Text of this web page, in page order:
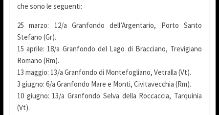
che sono le seguenti:
25 marzo: 12/a Granfondo dell’Argentario, Porto Santo
Stefano (Gr).
15 aprile: 18/a Granfondo del Lago di Bracciano, Trevigiano
Romano (Rm).
13 maggio: 13/a Granfondo di Montefogliano, Vetralla (Vt).
3 giugno: 6/a Granfondo Mare e Monti, Civitavecchia (Rm).
10 giugno: 13/a Granfondo Selva della Roccaccia, Tarquinia
(Vt).